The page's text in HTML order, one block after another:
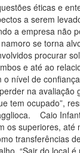
éticas e
a serem
a empresa não
se torna
procurar
e até ao
o nível de
na avaliação
tem ocupado”,
Caio
os superiores, até
transferências
“Sair do local